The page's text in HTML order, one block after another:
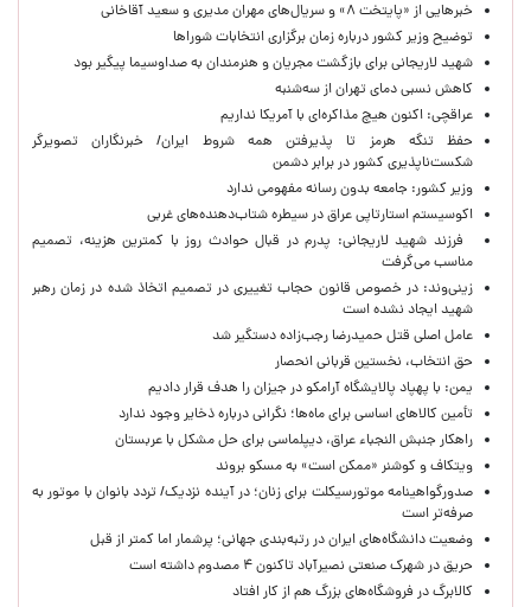
خبرهایی از «پایتخت ۸» و سریال‌های مهران مدیری و سعید آقاخانی
توضیح وزیر کشور درباره زمان برگزاری انتخابات شوراها
شهید لاریجانی برای بازگشت مجریان و هنرمندان به صداوسیما پیگیر بود
کاهش نسبی دمای تهران از سه‌شنبه
عراقچی: اکنون هیچ مذاکره‌ای با آمریکا نداریم
حفظ تنگه هرمز تا پذیرفتن همه شروط ایران/ خبرنگاران تصویرگر
شکست‌ناپذیری کشور در برابر دشمن
وزیر کشور: جامعه بدون رسانه مفهومی ندارد
اکوسیستم استارتاپی عراق در سیطره شتاب‌دهنده‌‌های غربی
فرزند شهید لاریجانی: پدرم در قبال حوادث روز با کمترین هزینه، تصمیم
مناسب می‌گرفت
زینی‌وند: در خصوص قانون حجاب تغییری در تصمیم اتخاذ شده در زمان رهبر
شهید ایجاد نشده است
عامل اصلی قتل حمیدرضا رجب‌زاده دستگیر شد
حق انتخاب، نخستین قربانی انحصار
یمن: با پهپاد پالایشگاه آرامکو در جیزان را هدف قرار دادیم
تأمین کالاهای اساسی برای ماه‌ها؛ نگرانی درباره ذخایر وجود ندارد
راهکار جنبش النجباء عراق، دیپلماسی برای حل مشکل با عربستان
ویتکاف و کوشنر «ممکن است» به مسکو بروند
صدورگواهینامه موتورسیکلت برای زنان؛ در آینده نزدیک/ تردد بانوان با موتور به‌
صرفه‌تر است
وضعیت دانشگاه‌های ایران در رتبه‌بندی جهانی؛ پرشمار اما کمتر از قبل
حریق در شهرک صنعتی نصیرآباد تاکنون ۴ مصدوم داشته است
کالابرگ در فروشگاه‌های بزرگ هم از کار افتاد